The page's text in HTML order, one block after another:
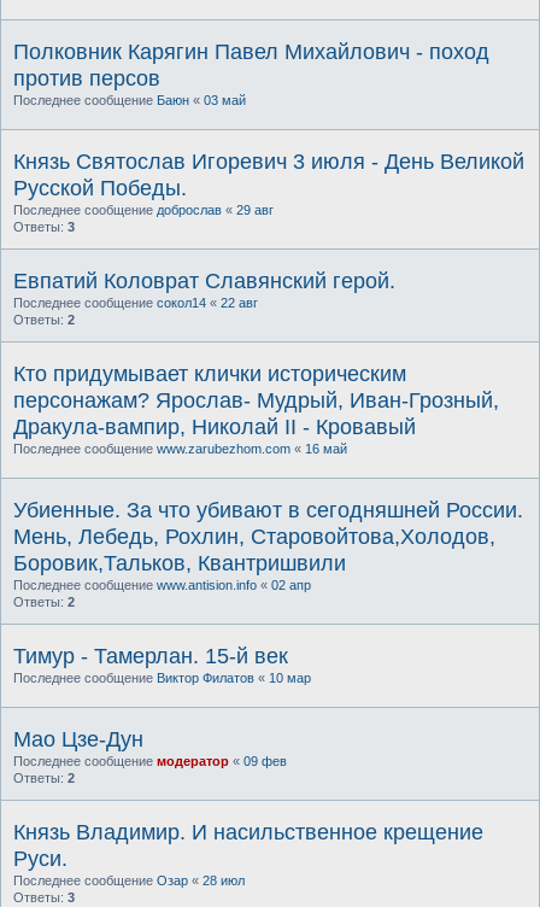
Полковник Карягин Павел Михайлович - поход
против персов
Последнее сообщение Баюн « 03 май
Князь Святослав Игоревич 3 июля - День Великой
Русской Победы.
Последнее сообщение доброслав « 29 авг
Ответы: 3
Евпатий Коловрат Славянский герой.
Последнее сообщение сокол14 « 22 авг
Ответы: 2
Кто придумывает клички историческим
персонажам? Ярослав- Мудрый, Иван-Грозный,
Дракула-вампир, Николай II - Кровавый
Последнее сообщение www.zarubezhom.com « 16 май
Убиенные. За что убивают в сегодняшней России.
Мень, Лебедь, Рохлин, Старовойтова,Холодов,
Боровик,Тальков, Квантришвили
Последнее сообщение www.antision.info « 02 апр
Ответы: 2
Тимур - Тамерлан. 15-й век
Последнее сообщение Виктор Филатов « 10 мар
Мао Цзе-Дун
Последнее сообщение модератор « 09 фев
Ответы: 2
Князь Владимир. И насильственное крещение
Руси.
Последнее сообщение Озар « 28 июл
Ответы: 3